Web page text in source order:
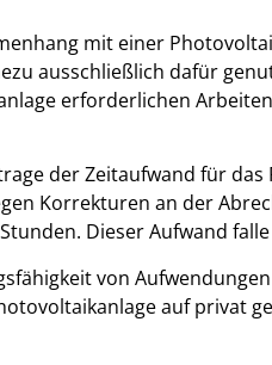
mit einer
ausschließlich dafür
erforderlichen
der Zeitaufwand für
Korrekturen an der
Dieser Aufwand
von
auf privat